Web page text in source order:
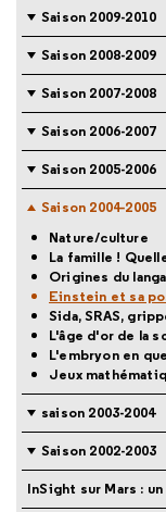
Saison 2009-2010
Saison 2008-2009
Saison 2007-2008
Saison 2006-2007
Saison 2005-2006
Saison 2004-2005
Nature/culture
La famille !
Origines du
Einstein et sa
Sida, SRAS,
L'âge d'or de la
L'embryon en
Jeux
saison 2003-2004
Saison 2002-2003
InSight sur Mars :